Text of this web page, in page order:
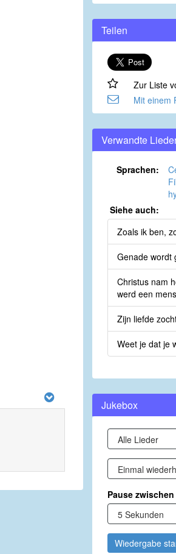
Teilen
Zur Liste
Mit einem
Verwandte
Sprachen:
Siehe auch:
Zoals ik ben,
Genade wordt
Christus nam
werd een
Zijn liefde
Weet je dat je
Jukebox
Pause
Wiedergabe